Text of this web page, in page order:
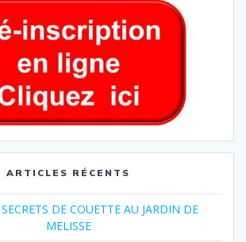
ARTICLES RÉCENTS
DE COUETTE AU JARDIN DE
MELISSE